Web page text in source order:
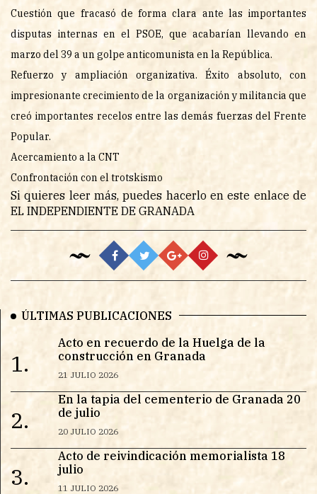
Cuestión que fracasó de forma clara ante las importantes
disputas internas en el PSOE, que acabarían llevando en
marzo del 39 a un golpe anticomunista en la República.
Refuerzo y ampliación organizativa. Éxito absoluto, con
impresionante crecimiento de la organización y militancia que
creó importantes recelos entre las demás fuerzas del Frente
Popular.
Acercamiento a la CNT
Confrontación con el trotskismo
Si quieres leer más, puedes hacerlo en este enlace de
EL INDEPENDIENTE DE GRANADA
ÚLTIMAS PUBLICACIONES
1.
Acto en recuerdo de la Huelga de la
construcción en Granada
21 JULIO 2026
2.
En la tapia del cementerio de Granada 20
de julio
20 JULIO 2026
3.
Acto de reivindicación memorialista 18
julio
11 JULIO 2026